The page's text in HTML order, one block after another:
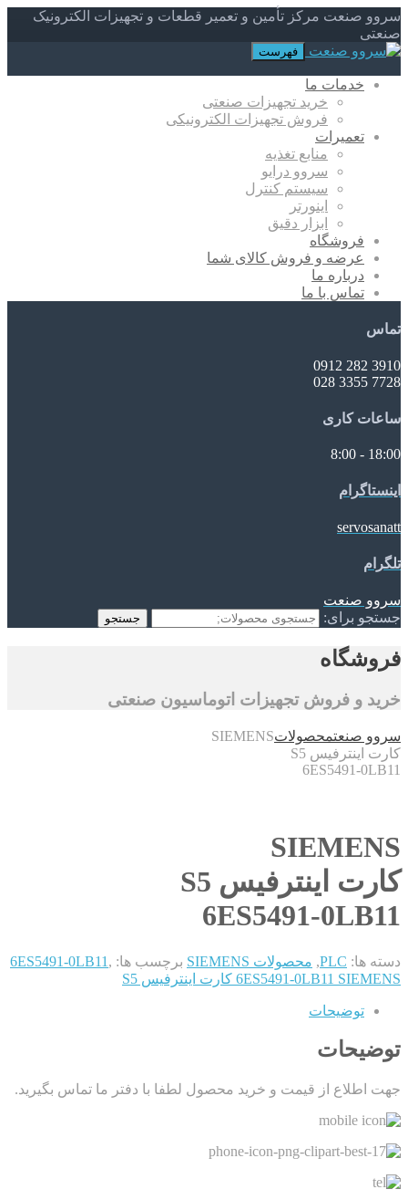
سروو صنعت مرکز تأمین و تعمیر قطعات و تجهیزات الکترونیک
صنعتی
فهرست
خدمات ما
خرید تجهیزات صنعتی
فروش تجهیزات الکترونیکی
تعمیرات
منابع تغذیه
سروو درایو
سیستم کنترل
اینورتر
ابزار دقیق
فروشگاه
عرضه و فروش کالای شما
درباره ما
تماس با ما
تماس
3910 282 0912
7728 3355 028
ساعات کاری
18:00 - 8:00
اینستاگرام
servosanatt
تلگرام
سروو صنعت
جستجو برای:
جستجو
فروشگاه
خرید و فروش تجهیزات اتوماسیون صنعتی
سروو صنعتمحصولاتSIEMENS
کارت اینترفیس S5
6ES5491-0LB11
SIEMENS
کارت اینترفیس S5
6ES5491-0LB11
دسته ها: PLC
, محصولات SIEMENS برچسب ها: 6ES5491-0LB11 ,
6ES5491-0LB11 SIEMENS کارت اینترفیس S5
توضیحات
توضیحات
جهت اطلاع از قیمت و خرید محصول لطفا با دفتر ما تماس بگیرید.